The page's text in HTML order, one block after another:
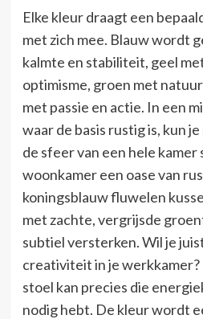
Elke kleur draagt een
met zich mee. Blauw wordt
kalmte en stabiliteit, geel
optimisme, groen met
met passie en actie. In een
waar de basis rustig is, kun
de sfeer van een hele kamer
woonkamer een oase van
koningsblauw fluwelen
met zachte, vergrijsde
subtiel versterken. Wil je
creativiteit in je
stoel kan precies die
nodig hebt. De kleur wordt